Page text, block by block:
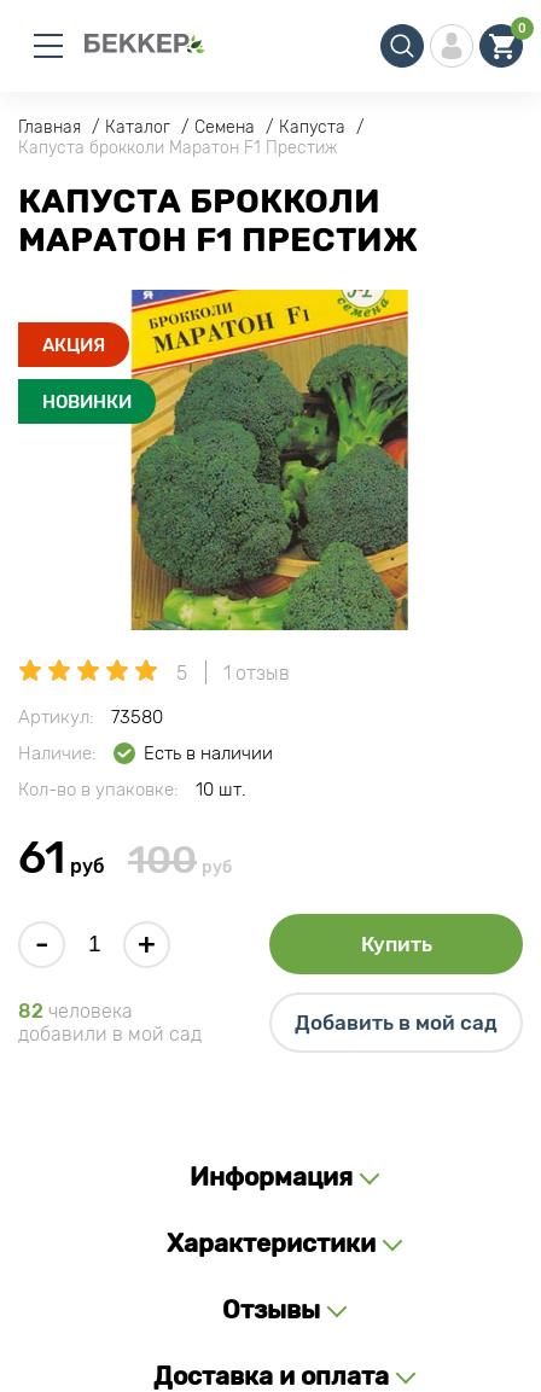
0
Главная Каталог Семена
Капуста
Капуста брокколи Маратон F1 Престиж
КАПУСТА БРОККОЛИ
МАРАТОН F1 ПРЕСТИЖ
АКЦИЯ
НОВИНКИ
5 1 отзыв
Артикул:
73580
Наличие:
Есть в наличии
Кол-во в упаковке:
10 шт.
61 руб 100 руб
- + Купить
82 человека
добавили в мой сад
Добавить в мой сад
Информация
Характеристики
Отзывы
Доставка и оплата